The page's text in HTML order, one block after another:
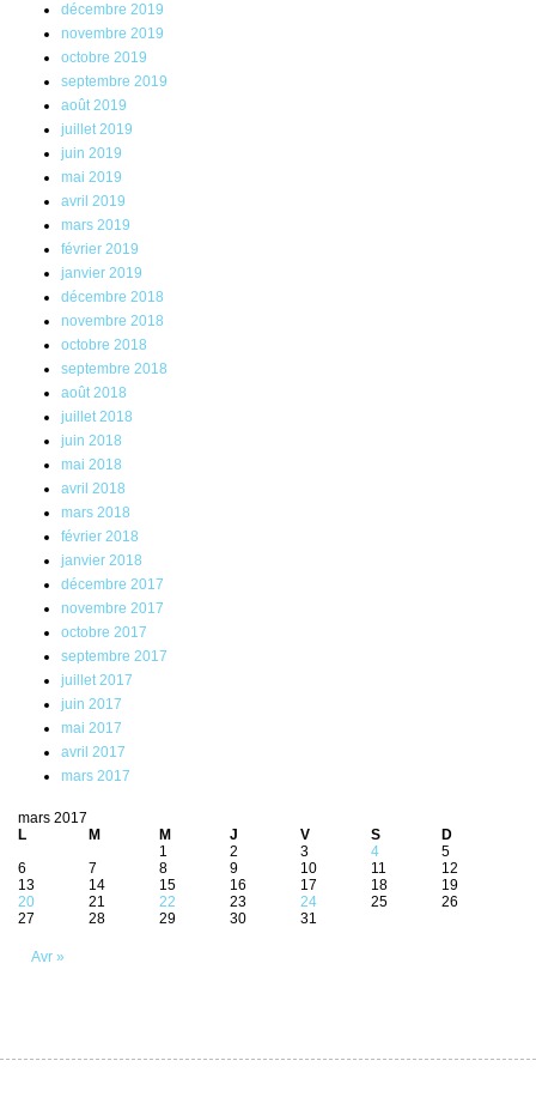
décembre 2019
novembre 2019
octobre 2019
septembre 2019
août 2019
juillet 2019
juin 2019
mai 2019
avril 2019
mars 2019
février 2019
janvier 2019
décembre 2018
novembre 2018
octobre 2018
septembre 2018
août 2018
juillet 2018
juin 2018
mai 2018
avril 2018
mars 2018
février 2018
janvier 2018
décembre 2017
novembre 2017
octobre 2017
septembre 2017
juillet 2017
juin 2017
mai 2017
avril 2017
mars 2017
mars 2017
L
M M J V S
D
1
2 3 4
5
6
7 8 9 10 11
12
13
14 15 16 17 18
19
20
21 22 23 24 25
26
27
28 29 30 31
Avr »